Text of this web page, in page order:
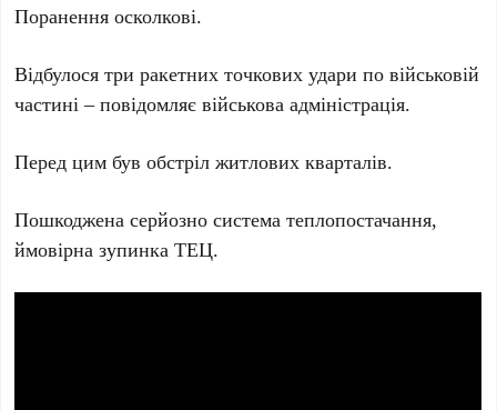
Поранення осколкові.
Відбулося три ракетних точкових удари по військовій
частині – повідомляє військова адміністрація.
Перед цим був обстріл житлових кварталів.
Пошкоджена серйозно система теплопостачання,
ймовірна зупинка ТЕЦ.